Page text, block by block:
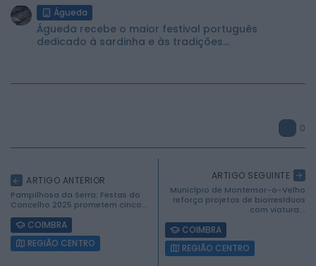
2026 Mundial FM. Todos os direitos reservados.
Águeda
Águeda recebe o maior festival português
dedicado à sardinha e às tradições...
0
ARTIGO ANTERIOR
Pampilhosa da Serra: Festas do
Concelho 2025 prometem cinco...
COIMBRA
REGIÃO CENTRO
ARTIGO SEGUINTE
Município de Montemor-o-Velho
reforça projetos de biorresíduos
com viatura...
COIMBRA
REGIÃO CENTRO